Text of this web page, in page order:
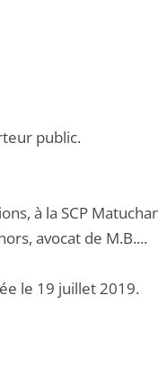
public.
à la SCP
avocat de M.B....
le 19 juillet 2019.